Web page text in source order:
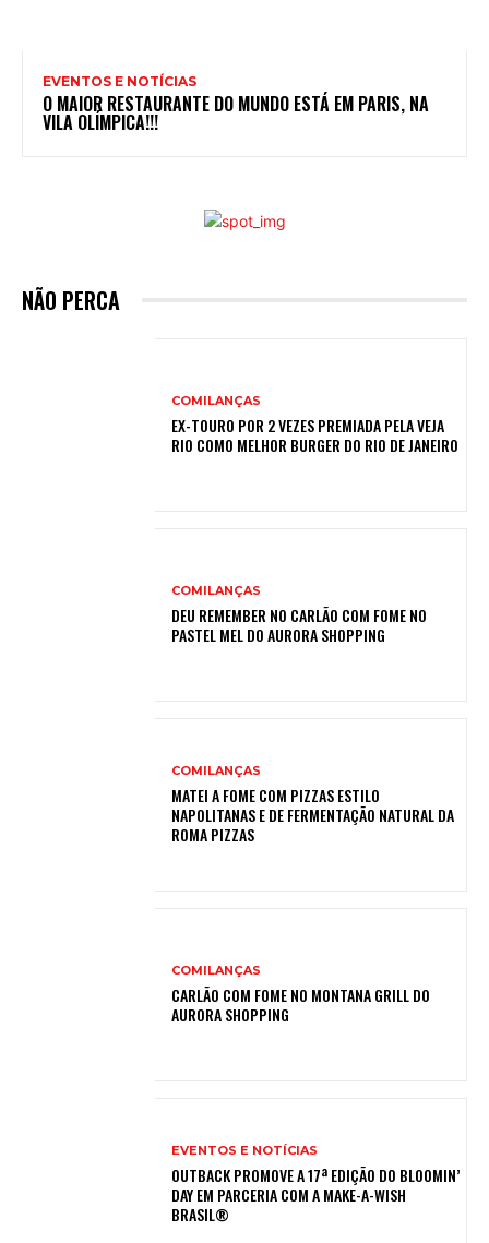
EVENTOS E NOTÍCIAS
O MAIOR RESTAURANTE DO MUNDO ESTÁ EM PARIS, NA
VILA OLÍMPICA!!!
NÃO PERCA
COMILANÇAS
EX-TOURO POR 2 VEZES PREMIADA PELA VEJA
RIO COMO MELHOR BURGER DO RIO DE JANEIRO
COMILANÇAS
DEU REMEMBER NO CARLÃO COM FOME NO
PASTEL MEL DO AURORA SHOPPING
COMILANÇAS
MATEI A FOME COM PIZZAS ESTILO
NAPOLITANAS E DE FERMENTAÇÃO NATURAL DA
ROMA PIZZAS
COMILANÇAS
CARLÃO COM FOME NO MONTANA GRILL DO
AURORA SHOPPING
EVENTOS E NOTÍCIAS
OUTBACK PROMOVE A 17ª EDIÇÃO DO BLOOMIN’
DAY EM PARCERIA COM A MAKE-A-WISH
BRASIL®